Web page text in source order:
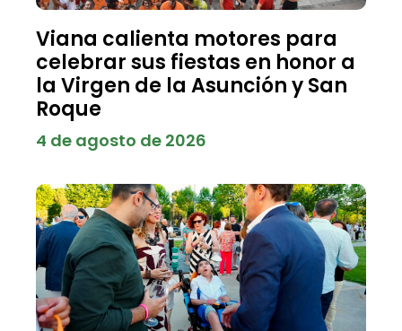
Viana calienta motores para
celebrar sus fiestas en honor a
la Virgen de la Asunción y San
Roque
4 de agosto de 2026